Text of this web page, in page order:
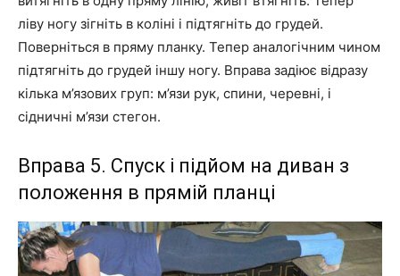
ліву ногу зігніть в коліні і підтягніть до грудей.
Поверніться в пряму планку. Тепер аналогічним чином
підтягніть до грудей іншу ногу. Вправа задіює відразу
кілька м’язових груп: м’язи рук, спини, черевні, і
сідничні м’язи стегон.
Вправа 5. Спуск і підйом на диван з
положення в прямій планці